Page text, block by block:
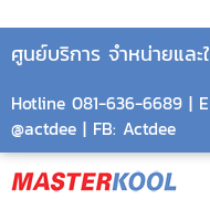
ศูนย์บริการ จำหน่ายและ
Hotline 081-636-6689 |
@actdee | FB: Actdee